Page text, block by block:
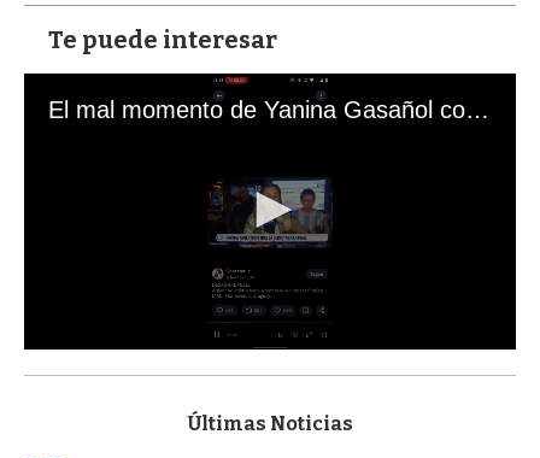
Te puede interesar
El mal momento de Yanina Gasañol con un hincha argentino en "Subrayado"
s
Últimas Noticias